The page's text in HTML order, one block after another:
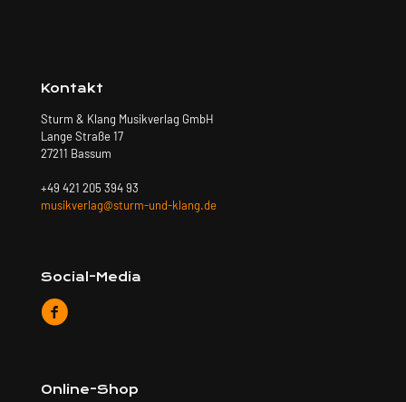
Kontakt
Sturm & Klang Musikverlag GmbH
Lange Straße 17
27211 Bassum
+49 421 205 394 93
musikverlag@sturm-und-klang.de
Social-Media
Online-Shop